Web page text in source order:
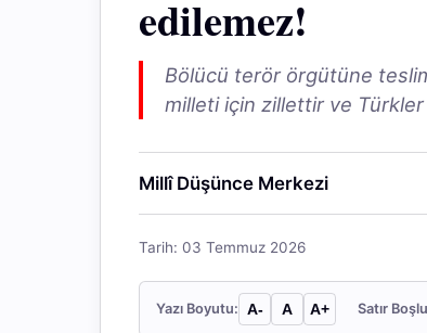
edilemez!
Bölücü terör örgütüne
milleti için zillettir ve Türkler
Millî Düşünce Merkezi
Tarih: 03 Temmuz 2026
Yazı Boyutu: A- A A+ Satır